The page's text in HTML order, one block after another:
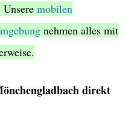
Unsere mobilen
nehmen alles mit
direkt